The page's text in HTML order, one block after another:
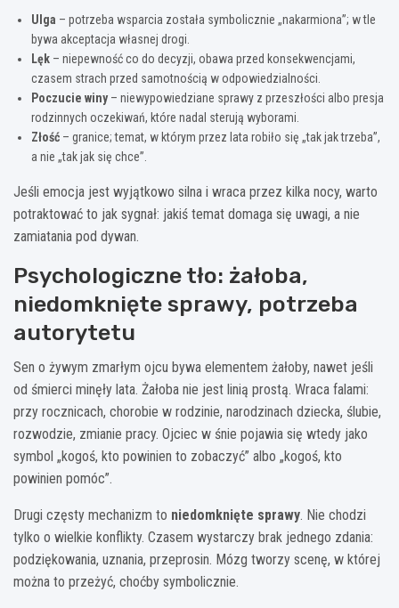
Ulga – potrzeba wsparcia została symbolicznie „nakarmiona”; w tle
bywa akceptacja własnej drogi.
Lęk – niepewność co do decyzji, obawa przed konsekwencjami,
czasem strach przed samotnością w odpowiedzialności.
Poczucie winy– niewypowiedziane sprawy z przeszłości albo presja
rodzinnych oczekiwań, które nadal sterują wyborami.
Złość – granice; temat, w którym przez lata robiło się „tak jak trzeba”,
a nie „tak jak się chce”.
Jeśli emocja jest wyjątkowo silna i wraca przez kilka nocy, warto
potraktować to jak sygnał: jakiś temat domaga się uwagi, a nie
zamiatania pod dywan.
Psychologiczne tło: żałoba,
niedomknięte sprawy, potrzeba
autorytetu
Sen o żywym zmarłym ojcu bywa elementem żałoby, nawet jeśli
od śmierci minęły lata. Żałoba nie jest linią prostą. Wraca falami:
przy rocznicach, chorobie w rodzinie, narodzinach dziecka, ślubie,
rozwodzie, zmianie pracy. Ojciec w śnie pojawia się wtedy jako
symbol „kogoś, kto powinien to zobaczyć” albo „kogoś, kto
powinien pomóc”.
Drugi częsty mechanizm to niedomknięte sprawy. Nie chodzi
tylko o wielkie konflikty. Czasem wystarczy brak jednego zdania:
podziękowania, uznania, przeprosin. Mózg tworzy scenę, w której
można to przeżyć, choćby symbolicznie.